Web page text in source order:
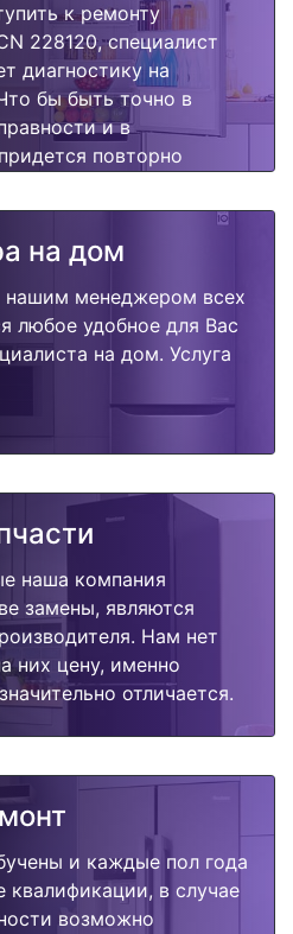
к ремонту
228120, специалист
диагностику на
бы быть точно в
и в
повторно
на дом
нашим менеджером всех
любое удобное для Вас
на дом. Услуга
наша компания
замены, являются
Нам нет
них цену, именно
отличается.
и каждые пол года
в случае
возможно